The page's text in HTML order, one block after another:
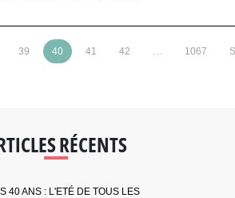
39 40 41 42 … 1067
RÉCENTS
40 ANS : L'ETÉ DE TOUS LES